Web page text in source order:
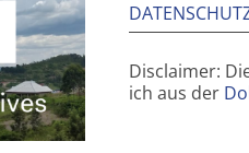
Disclaimer:
ich aus der